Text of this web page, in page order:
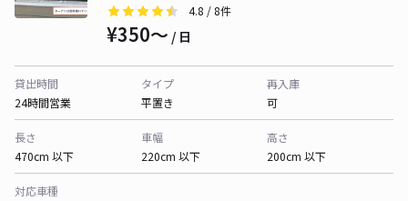
4.8 / 8件
¥350〜 / 日
貸出時間
24時間営業
タイプ
平置き
再入庫
可
長さ
470cm 以下
車幅
220cm 以下
高さ
200cm 以下
対応車種